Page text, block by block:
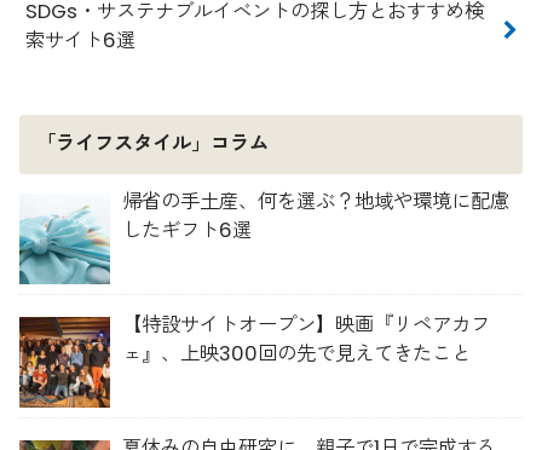
SDGs・サステナブルイベントの探し方とおすすめ検
索サイト6選
「ライフスタイル」コラム
帰省の手土産、何を選ぶ？地域や環境に配慮
したギフト6選
【特設サイトオープン】映画『リペアカフ
ェ』、上映300回の先で見えてきたこと